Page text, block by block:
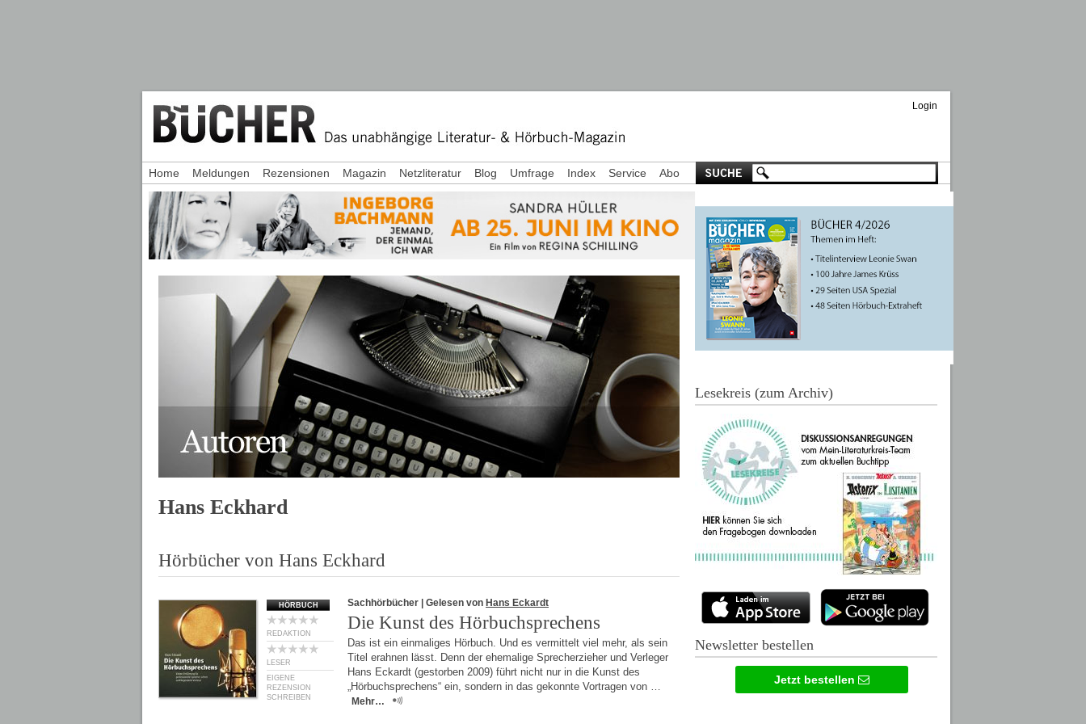
Login
Hans Eckhard
Hörbücher von Hans Eckhard
HÖRBUCH
REDAKTION
LESER
EIGENE
REZENSION
SCHREIBEN
Sachhörbücher | Gelesen von Hans Eckardt
Die Kunst des Hörbuchsprechens
Das ist ein einmaliges Hörbuch. Und es vermittelt viel mehr, als sein
Titel erahnen lässt. Denn der ehemalige Sprecherzieher und Verleger
Hans Eckardt (gestorben 2009) führt nicht nur in die Kunst des
„Hörbuchsprechens“ ein, sondern in das gekonnte Vortragen von …
Mehr…
Home Meldungen Rezensionen Magazin Netzliteratur Blog Umfrage Index Service Abo
Lesekreis (zum Archiv)
Newsletter bestellen
Jetzt bestellen